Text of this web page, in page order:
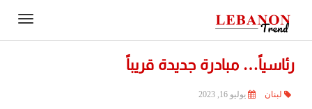
رئاسياً… مبادرة جديدة قريباً
لبنان يوليو 16, 2023
Contact
Us